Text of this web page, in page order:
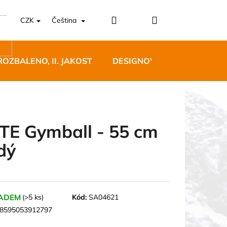
CZK Čeština PřihlášeníNákupní
II. JAKOST DESIGNOVÝ NÁBYTEK
Gymball - 55 cm
(>5 ks) Kód: SA04621
8595053912797
BĚŽECKÉ TRAILOVÉ